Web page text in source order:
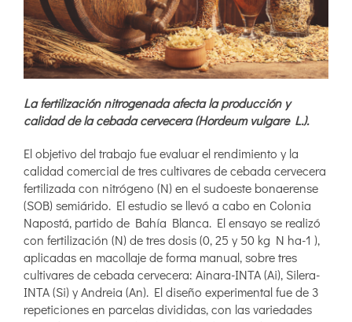
La fertilización nitrogenada afecta la producción y
calidad de la cebada cervecera (Hordeum vulgare L.).
El objetivo del trabajo fue evaluar el rendimiento y la
calidad comercial de tres cultivares de cebada cervecera
fertilizada con nitrógeno (N) en el sudoeste bonaerense
(SOB) semiárido. El estudio se llevó a cabo en Colonia
Napostá, partido de Bahía Blanca. El ensayo se realizó
con fertilización (N) de tres dosis (0, 25 y 50 kg N ha-1 ),
aplicadas en macollaje de forma manual, sobre tres
cultivares de cebada cervecera: Ainara-INTA (Ai), Silera-
INTA (Si) y Andreia (An). El diseño experimental fue de 3
repeticiones en parcelas divididas, con las variedades